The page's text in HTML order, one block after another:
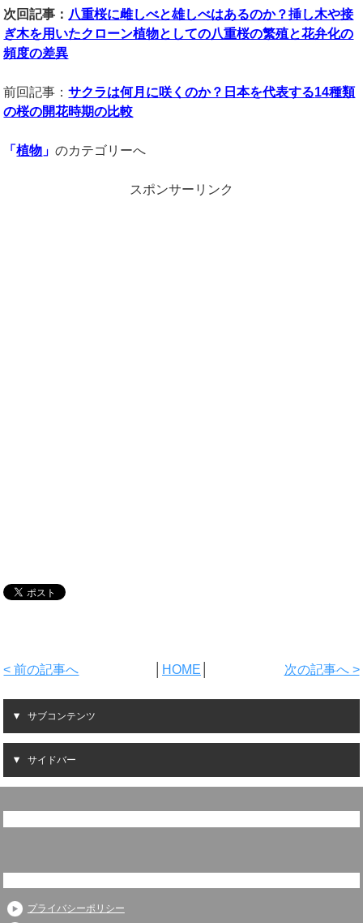
次回記事： 八重桜に雌しべと雄しべはあるのか？挿し木や接
ぎ木を用いたクローン植物としての八重桜の繁殖と花弁化の
頻度の差異
前回記事：サクラは何月に咲くのか？日本を代表する14種類
の桜の開花時期の比較
「植物 」のカテゴリーへ
スポンサーリンク
< 前の記事へ HOME 次の記事へ >
サブコンテンツ
サイドバー
プライバシーポリシー